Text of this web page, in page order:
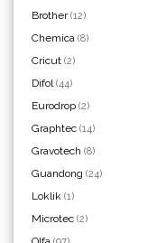
Brother(12)
Chemica (8)
Cricut (2)
Difol(44)
Eurodrop (2)
Graphtec (14)
Gravotech (8)
Guandong (24)
Loklik (1)
Microtec (2)